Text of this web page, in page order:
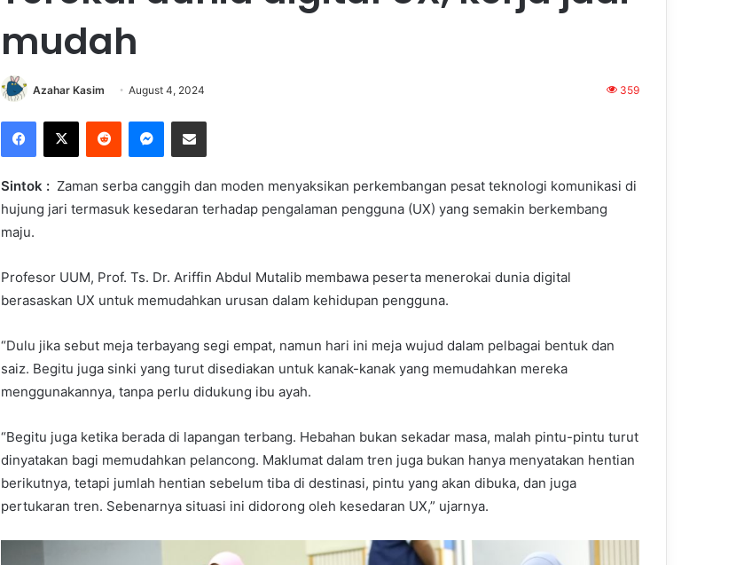
mudah
Azahar Kasim August 4, 2024 359
Facebook
X Reddit Messenger
Share via Email
Sintok : Zaman serba canggih dan moden menyaksikan perkembangan pesat teknologi komunikasi di
hujung jari termasuk kesedaran terhadap pengalaman pengguna (UX) yang semakin berkembang
maju.
Profesor UUM, Prof. Ts. Dr. Ariffin Abdul Mutalib membawa peserta menerokai dunia digital
berasaskan UX untuk memudahkan urusan dalam kehidupan pengguna.
“Dulu jika sebut meja terbayang segi empat, namun hari ini meja wujud dalam pelbagai bentuk dan
saiz. Begitu juga sinki yang turut disediakan untuk kanak-kanak yang memudahkan mereka
menggunakannya, tanpa perlu didukung ibu ayah.
“Begitu juga ketika berada di lapangan terbang. Hebahan bukan sekadar masa, malah pintu-pintu turut
dinyatakan bagi memudahkan pelancong. Maklumat dalam tren juga bukan hanya menyatakan hentian
berikutnya, tetapi jumlah hentian sebelum tiba di destinasi, pintu yang akan dibuka, dan juga
pertukaran tren. Sebenarnya situasi ini didorong oleh kesedaran UX,” ujarnya.